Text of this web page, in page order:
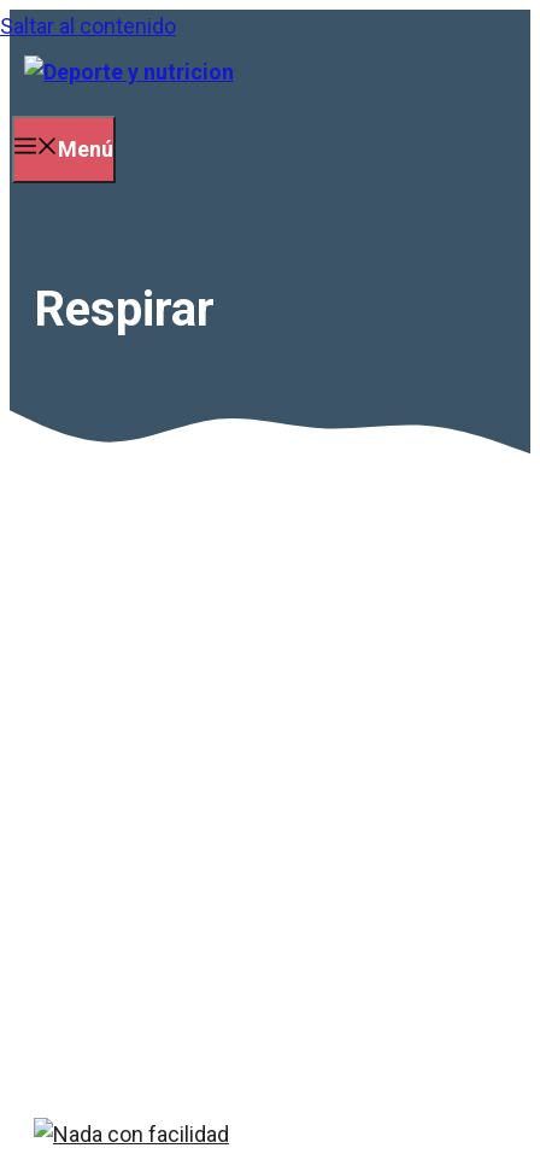
Saltar al contenido
Menú
Respirar